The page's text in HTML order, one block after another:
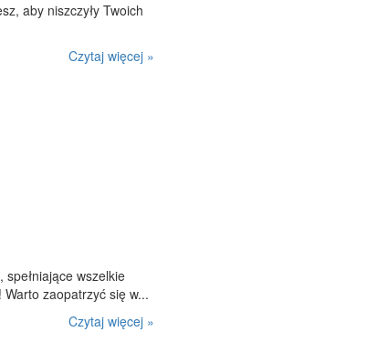
aby niszczyły Twoich
Czytaj więcej »
spełniające wszelkie
zaopatrzyć się w...
Czytaj więcej »